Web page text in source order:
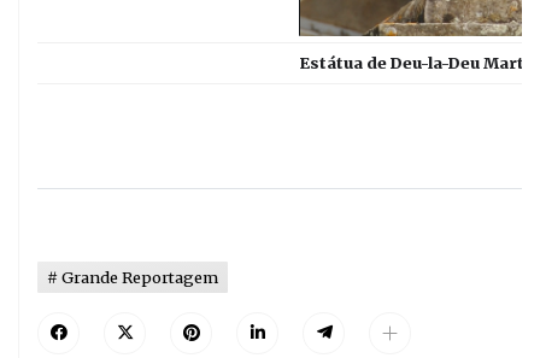
Estátua de Deu-la-Deu
Grande Reportagem